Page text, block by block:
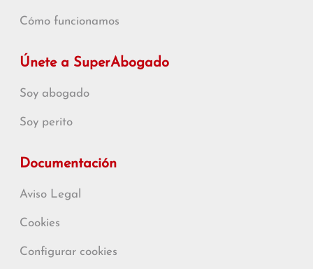
Cómo funcionamos
Únete a SuperAbogado
Soy abogado
Soy perito
Documentación
Aviso Legal
Cookies
Configurar cookies